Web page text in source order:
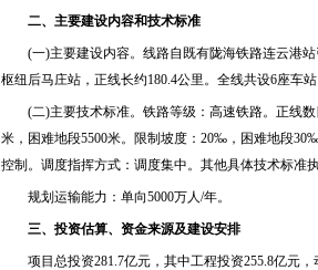
二、主要建设内容和技术标准
(一)主要建设内容。线路自既有陇海铁路连云港站
枢纽后马庄站，正线长约180.4公里。全线共设6座车
(二)主要技术标准。铁路等级：高速铁路。正线数
米，困难地段5500米。限制坡度：20‰，困难地段
控制。调度指挥方式：调度集中。其他具体技术标准
规划运输能力：单向5000万人/年。
三、投资估算、资金来源及建设安排
项目总投资281.7亿元，其中工程投资255.8亿元，